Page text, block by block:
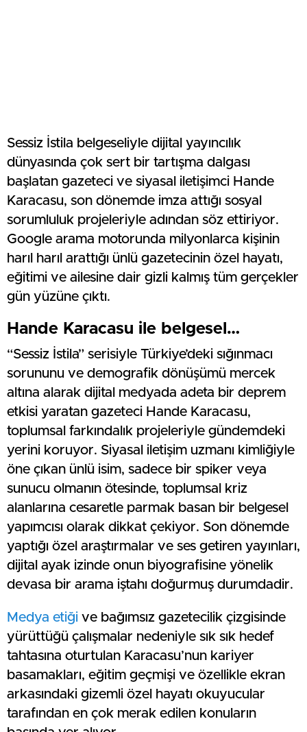
Sessiz İstila belgeseliyle dijital yayıncılık
dünyasında çok sert bir tartışma dalgası
başlatan gazeteci ve siyasal iletişimci Hande
Karacasu, son dönemde imza attığı sosyal
sorumluluk projeleriyle adından söz ettiriyor.
Google arama motorunda milyonlarca kişinin
harıl harıl arattığı ünlü gazetecinin özel hayatı,
eğitimi ve ailesine dair gizli kalmış tüm gerçekler
gün yüzüne çıktı.
Hande Karacasu ile belgesel…
“Sessiz İstila” serisiyle Türkiye’deki sığınmacı
sorununu ve demografik dönüşümü mercek
altına alarak dijital medyada adeta bir deprem
etkisi yaratan gazeteci Hande Karacasu,
toplumsal farkındalık projeleriyle gündemdeki
yerini koruyor. Siyasal iletişim uzmanı kimliğiyle
öne çıkan ünlü isim, sadece bir spiker veya
sunucu olmanın ötesinde, toplumsal kriz
alanlarına cesaretle parmak basan bir belgesel
yapımcısı olarak dikkat çekiyor. Son dönemde
yaptığı özel araştırmalar ve ses getiren yayınları,
dijital ayak izinde onun biyografisine yönelik
devasa bir arama iştahı doğurmuş durumdadir.
Medya etiği ve bağımsız gazetecilik çizgisinde
yürüttüğü çalışmalar nedeniyle sık sık hedef
tahtasına oturtulan Karacasu’nun kariyer
basamakları, eğitim geçmişi ve özellikle ekran
arkasındaki gizemli özel hayatı okuyucular
tarafından en çok merak edilen konuların